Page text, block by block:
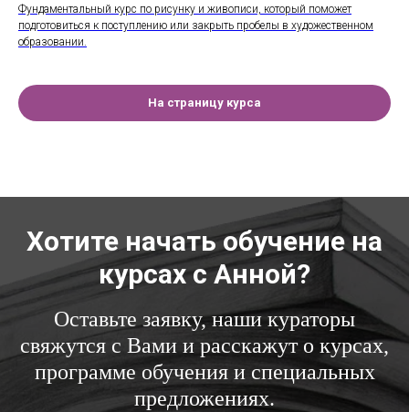
Фундаментальный курс по рисунку и живописи, который поможет
подготовиться к поступлению или закрыть пробелы в художественном
образовании.
На страницу курса
Хотите начать обучение на
курсах с Анной?
Оставьте заявку, наши кураторы
свяжутся с Вами и расскажут о курсах,
программе обучения и специальных
предложениях.